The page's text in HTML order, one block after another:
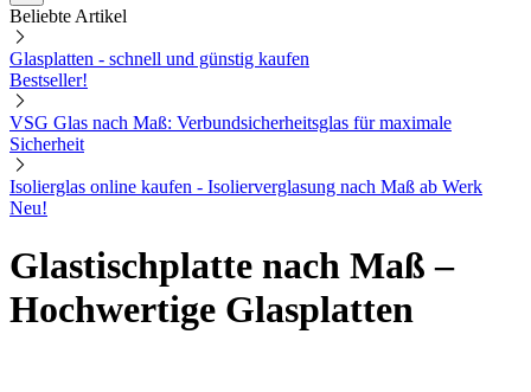
Beliebte Artikel
Glasplatten - schnell und günstig kaufen
Bestseller!
VSG Glas nach Maß: Verbundsicherheitsglas für maximale
Sicherheit
Isolierglas online kaufen - Isolierverglasung nach Maß ab Werk
Neu!
Glastischplatte nach Maß –
Hochwertige Glasplatten